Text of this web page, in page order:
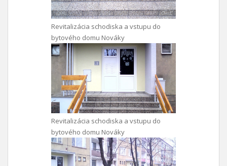
Revitalizácia schodiska a vstupu do
bytového domu Nováky
Revitalizácia schodiska a vstupu do
bytového domu Nováky